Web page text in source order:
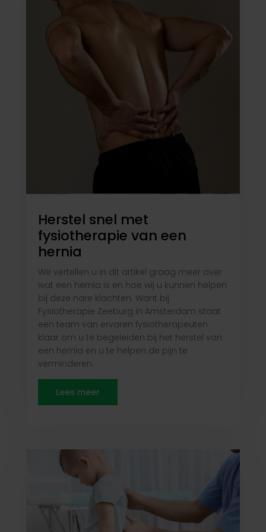
Herstel snel met
fysiotherapie van een
hernia
We vertellen u in dit artikel graag meer over
wat een hernia is en hoe wij u kunnen helpen
bij deze nare klachten. Want bij
Fysiotherapie Zeeburg in Amsterdam staat
een team van ervaren fysiotherapeuten
klaar om u te begeleiden bij het herstel van
een hernia en u te helpen de pijn te
verminderen.
Lees meer